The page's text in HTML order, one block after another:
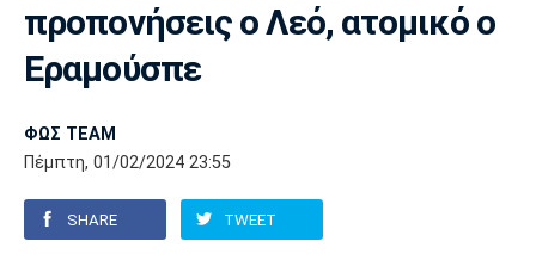
AUTO-MOTO
Super League 2
Γ Εθνική
Ελλάδα
Champions League
Ελλάδα
Εθνική
EuroLeague
ΝΒΑ
Ολυμπιακοί Αγώνες
Βόλεϊ
Πόλο
Τένις
Ολυμπιακός ΑΕΚ ΠΑΟΚ
Παναθηναϊκός Ατρόμητος
προπονήσεις ο Λεό, ατομικό ο
Εραμούσπε
ΦΩΣ TEAM
Πέμπτη, 01/02/2024 23:55
SHARE TWEET